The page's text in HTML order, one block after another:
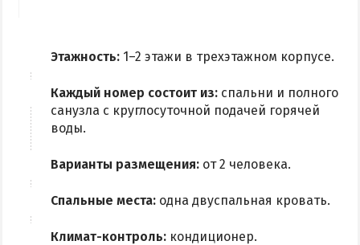
ДОСТОПРИМЕЧАТЕЛЬНОСТИ
Генический маяк
ПИТАНИЕ
РАЗВЛЕЧЕНИЯ
Этажность: 1–2 этажи в трехэтажном корпусе.
Каждый номер состоит из: спальни и полного
санузла с круглосуточной подачей горячей
воды.
Варианты размещения: от 2 человека.
Спальные места: одна двуспальная кровать.
Климат-контроль: кондиционер.